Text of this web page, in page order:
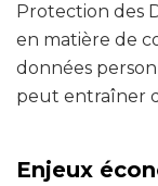
Protection des
en matière de
données
peut entraîner
Enjeux